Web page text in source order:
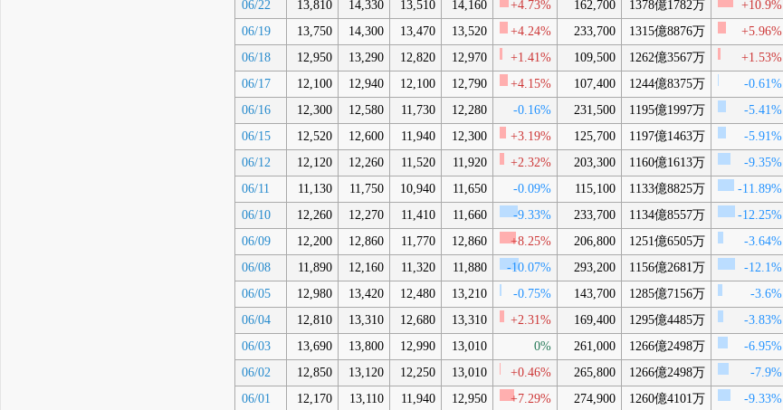
06/22
13,810 14,330 13,510 14,160 +4.73% 162,700 1378億1782万 +10.9%
06/19
13,750 14,300 13,470 13,520 +4.24% 233,700 1315億8876万 +5.96%
06/18
12,950 13,290 12,820 12,970 +1.41% 109,500 1262億3567万 +1.53%
06/17
12,100 12,940 12,100 12,790 +4.15% 107,400 1244億8375万 -0.61%
06/16
12,300 12,580 11,730 12,280 -0.16% 231,500 1195億1997万 -5.41%
06/15
12,520 12,600 11,940 12,300 +3.19% 125,700 1197億1463万 -5.91%
06/12
12,120 12,260 11,520 11,920 +2.32% 203,300 1160億1613万 -9.35%
06/11
11,130 11,750 10,940 11,650 -0.09% 115,100 1133億8825万 -11.89%
06/10
12,260 12,270 11,410 11,660 -9.33% 233,700 1134億8557万 -12.25%
06/09
12,200 12,860 11,770 12,860 +8.25% 206,800 1251億6505万 -3.64%
06/08
11,890 12,160 11,320 11,880 -10.07% 293,200 1156億2681万 -12.1%
06/05
12,980 13,420 12,480 13,210 -0.75% 143,700 1285億7156万 -3.6%
06/04
12,810 13,310 12,680 13,310 +2.31% 169,400 1295億4485万 -3.83%
06/03
13,690 13,800 12,990 13,010 0% 261,000 1266億2498万 -6.95%
06/02
12,850 13,120 12,250 13,010 +0.46% 265,800 1266億2498万 -7.9%
06/01
12,170 13,110 11,940 12,950 +7.29% 274,900 1260億4101万 -9.33%